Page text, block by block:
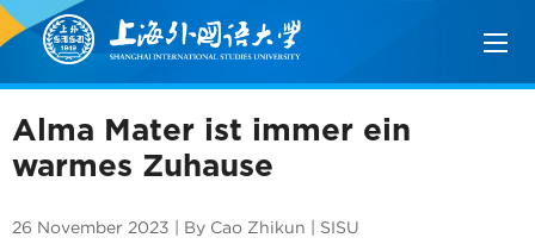
Alma Mater ist immer ein
warmes Zuhause
26 November 2023 | By Cao Zhikun | SISU